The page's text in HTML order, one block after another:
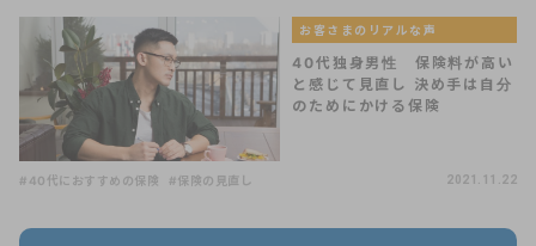
お客さまのリアルな声
40代独身男性 保険料が高い
と感じて見直し 決め手は自分
のためにかける保険
#40代におすすめの保険 #保険の見直し 2021.11.22